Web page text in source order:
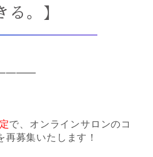
る。】
で、 オンラインサロンのコ
再募集いたします！